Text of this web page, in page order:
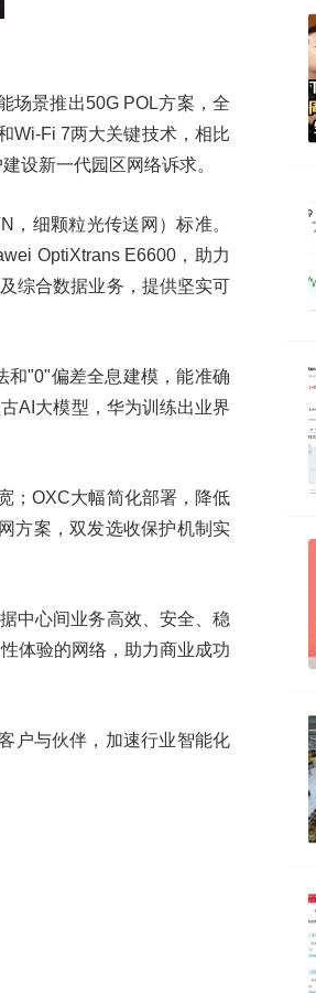
场景推出50G POL方案，全
Wi-Fi 7两大关键技术，相比
设新一代园区网络诉求。
细颗粒光传送网）标准。
OptiXtrans E6600，助力
综合数据业务，提供坚实可
和"0"偏差全息建模，能准确
AI大模型，华为训练出业界
；OXC大幅简化部署，降低
方案，双发选收保护机制实
中心间业务高效、安全、稳
体验的网络，助力商业成功
户与伙伴，加速行业智能化